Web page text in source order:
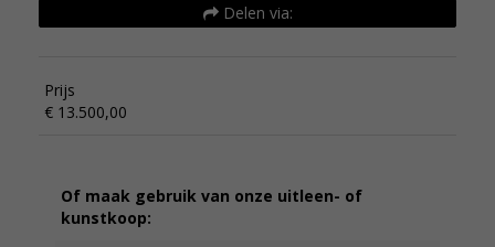
Delen via:
Prijs
€ 13.500,00
Of maak gebruik van onze uitleen- of
kunstkoop: